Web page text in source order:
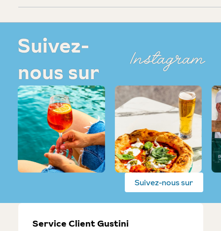
Suivez-
nous sur
Instagram
Suivez-nous sur
Service Client Gustini